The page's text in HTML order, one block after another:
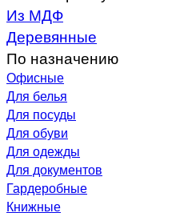
Из МДФ
Деревянные
По назначению
Офисные
Для белья
Для посуды
Для обуви
Для одежды
Для документов
Гардеробные
Книжные